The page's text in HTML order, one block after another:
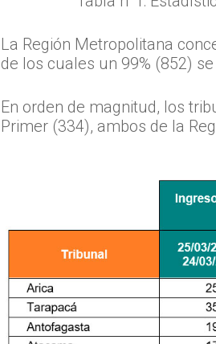
La Región Metropolitana
de los cuales un 99% (852)
En orden de magnitud, los
Primer (334), ambos de la